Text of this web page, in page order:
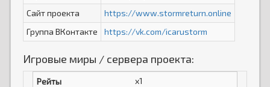
Сайт проекта
https://www.stormreturn.online
Группа ВКонтакте
https://vk.com/icarustorm
Игровые миры / сервера проекта:
x1